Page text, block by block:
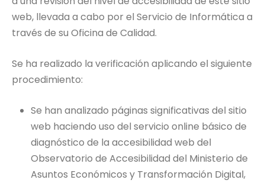
web, llevada a cabo por el Servicio de Informática a
través de su Oficina de Calidad.
Se ha realizado la verificación aplicando el siguiente
procedimiento:
Se han analizado páginas significativas del sitio
web haciendo uso del servicio online básico de
diagnóstico de la accesibilidad web del
Observatorio de Accesibilidad del Ministerio de
Asuntos Económicos y Transformación Digital,